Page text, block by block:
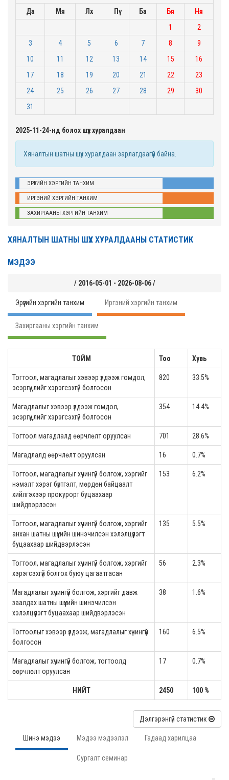
Да
Мя Лх Пү Ба Бя
Ня
1
2
3
4 5 6 7 8
9
10
11 12 13 14 15
16
17
18 19 20 21 22
23
24
25 26 27 28 29
30
31
2025-11-24-нд болох шүүх хуралдаан
Хяналтын шатны шүүх хуралдаан зарлагдаагүй байна.
ЭРҮҮГИЙН ХЭРГИЙН ТАНХИМ
ИРГЭНИЙ ХЭРГИЙН ТАНХИМ
ЗАХИРГААНЫ ХЭРГИЙН ТАНХИМ
ХЯНАЛТЫН ШАТНЫ ШҮҮХ ХУРАЛДААНЫ СТАТИСТИК
МЭДЭЭ
/ 2016-05-01 - 2026-08-06 /
Эрүүгийн хэргийн танхим Иргэний хэргийн танхим
Захиргааны хэргийн танхим
ТОЙМ Тоо Хувь
Тогтоол, магадлалыг хэвээр үлдээж гомдол,
эсэргүүцлийг хэрэгсэхгүй болгосон
820 33.5%
Магадлалыг хэвээр үлдээж гомдол,
эсэргүүцлийг хэрэгсэхгүй болгосон
354 14.4%
Тогтоол магадлалд өөрчлөлт оруулсан 701 28.6%
Магадлалд өөрчлөлт оруулсан 16 0.7%
Тогтоол, магадлалыг хүчингүй болгож, хэргийг
нэмэлт хэрэг бүртгэлт, мөрдөн байцаалт
хийлгэхээр прокурорт буцаахаар
шийдвэрлэсэн
153 6.2%
Тогтоол, магадлалыг хүчингүй болгож, хэргийг
анхан шатны шүүхийн шинэчилсэн хэлэлцүүлэгт
буцаахаар шийдвэрлэсэн
135 5.5%
Тогтоол, магадлалыг хүчингүй болгож, хэргийг
хэрэгсэхгүй болгох буюу цагаатгасан
56 2.3%
Магадлалыг хүчингүй болгож, хэргийг давж
заалдах шатны шүүхийн шинэчилсэн
хэлэлцүүлэгт буцаахаар шийдвэрлэсэн
38 1.6%
Тогтоолыг хэвээр үлдээж, магадлалыг хүчингүй
болгосон
160 6.5%
Магадлалыг хүчингүй болгож, тогтоолд
өөрчлөлт оруулсан
17 0.7%
НИЙТ 2450 100 %
Дэлгэрэнгүй статистик
Шинэ мэдээ Мэдээ мэдээлэл Гадаад харилцаа
Сургалт семинар